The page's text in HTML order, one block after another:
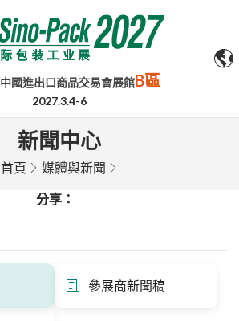
中國進出口商品交易會展館B區
2027.3.4-6
新聞中心
首頁 媒體與新聞
分享：
參展商新聞稿